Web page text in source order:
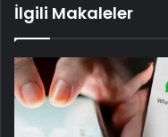
İlgili Makaleler